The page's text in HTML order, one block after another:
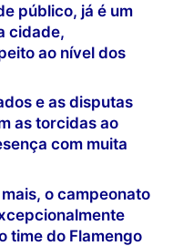
público, já é um
cidade,
ao nível dos
e as disputas
as torcidas ao
com muita
o campeonato
time do Flamengo